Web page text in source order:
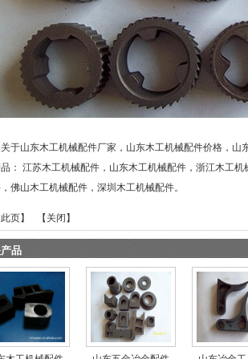
关于山东木工机械配件厂家，山东木工机械配件价格，山
： 江苏木工机械配件 ， 山东木工机械配件 ， 浙江木工机
， 佛山木工机械配件 ， 深圳木工机械配件。
页】 【 关闭 】
品